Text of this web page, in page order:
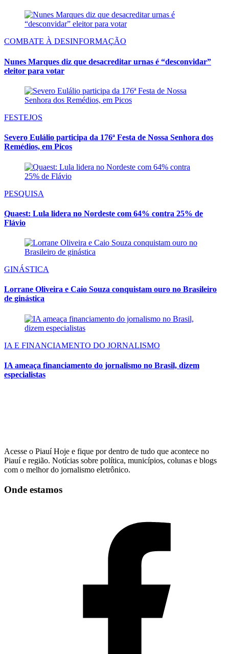
COMBATE À DESINFORMAÇÃO
Nunes Marques diz que desacreditar urnas é “desconvidar”
eleitor para votar
FESTEJOS
Severo Eulálio participa da 176ª Festa de Nossa Senhora dos
Remédios, em Picos
PESQUISA
Quaest: Lula lidera no Nordeste com 64% contra 25% de
Flávio
GINÁSTICA
Lorrane Oliveira e Caio Souza conquistam ouro no Brasileiro
de ginástica
IA E FINANCIAMENTO DO JORNALISMO
IA ameaça financiamento do jornalismo no Brasil, dizem
especialistas
Acesse o Piauí Hoje e fique por dentro de tudo que acontece no
Piauí e região. Notícias sobre política, municípios, colunas e blogs
com o melhor do jornalismo eletrônico.
Onde estamos